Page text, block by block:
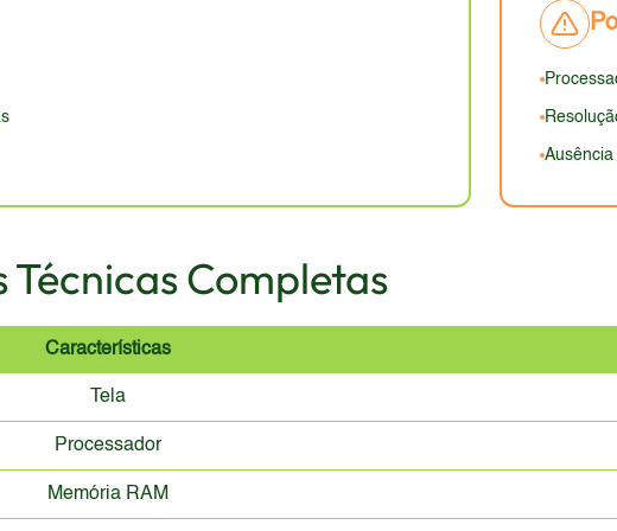
ultrapassado, com bordas maiores e menos apelo visual em
Ausência
Técnicas Completas
Características
Tela
Processador
Memória RAM